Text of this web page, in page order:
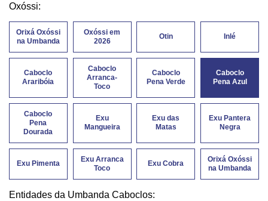
Oxóssi:
Orixá Oxóssi
na Umbanda
Oxóssi em
2026
Otin Inlé
Caboclo
Araribóia
Caboclo
Arranca-
Toco
Caboclo
Pena Verde
Caboclo
Pena Azul
Caboclo
Pena
Dourada
Exu
Mangueira
Exu das
Matas
Exu Pantera
Negra
Exu Pimenta
Exu Arranca
Toco
Exu Cobra
Orixá Oxóssi
na Umbanda
Entidades da Umbanda Caboclos: